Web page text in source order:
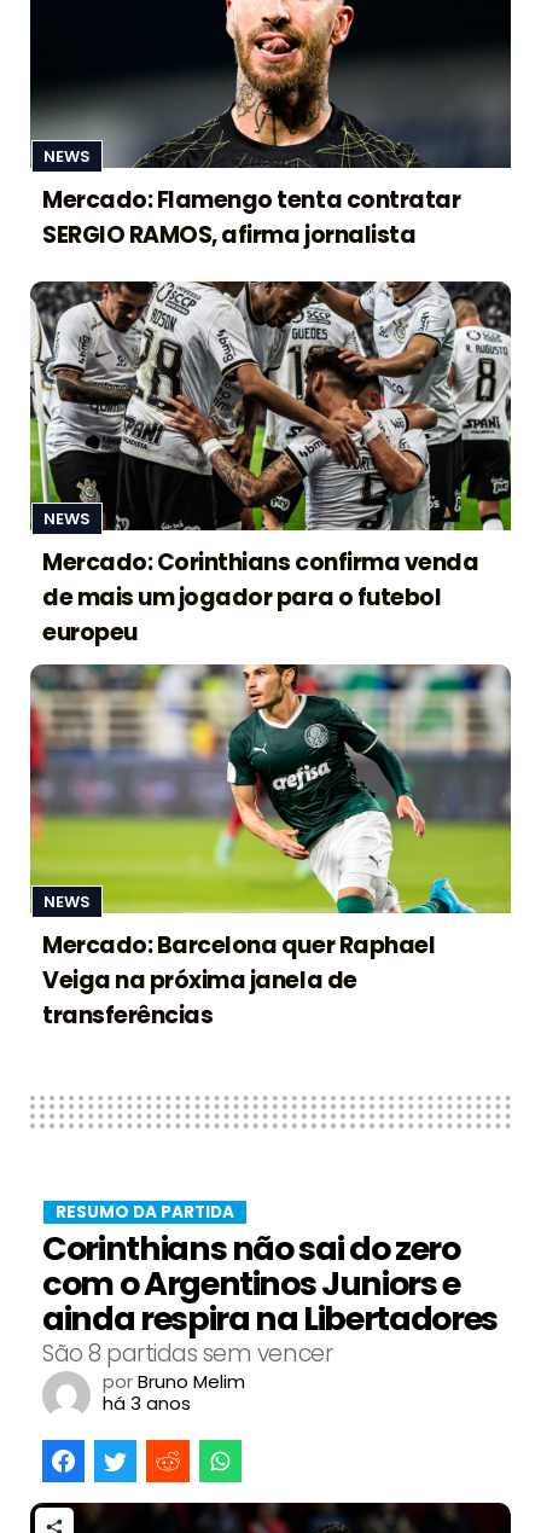
NEWS
Mercado: Flamengo tenta contratar
SERGIO RAMOS, afirma jornalista
NEWS
Mercado: Corinthians confirma venda
de mais um jogador para o futebol
europeu
NEWS
Mercado: Barcelona quer Raphael
Veiga na próxima janela de
transferências
RESUMO DA PARTIDA
Corinthians não sai do zero
com o Argentinos Juniors e
ainda respira na Libertadores
São 8 partidas sem vencer
porBruno Melim
há 3 anos